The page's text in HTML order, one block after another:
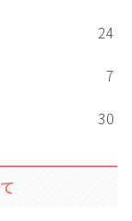
24
7
30